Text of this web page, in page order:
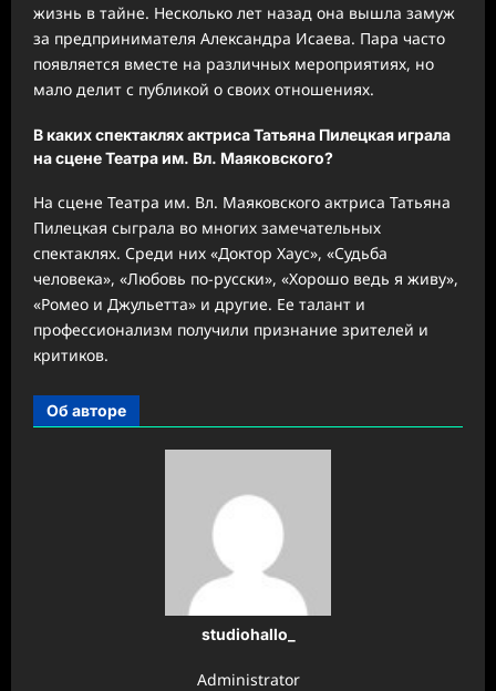
жизнь в тайне. Несколько лет назад она вышла замуж
за предпринимателя Александра Исаева. Пара часто
появляется вместе на различных мероприятиях, но
мало делит с публикой о своих отношениях.
В каких спектаклях актриса Татьяна Пилецкая играла
на сцене Театра им. Вл. Маяковского?
На сцене Театра им. Вл. Маяковского актриса Татьяна
Пилецкая сыграла во многих замечательных
спектаклях. Среди них «Доктор Хаус», «Судьба
человека», «Любовь по-русски», «Хорошо ведь я живу»,
«Ромео и Джульетта» и другие. Ее талант и
профессионализм получили признание зрителей и
критиков.
Об авторе
studiohallo_
Administrator